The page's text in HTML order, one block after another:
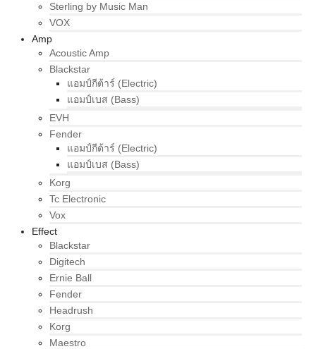
Sterling by Music Man
VOX
Amp
Acoustic Amp
Blackstar
แอมป์กีต้าร์ (Electric)
แอมป์เบส (Bass)
EVH
Fender
แอมป์กีต้าร์ (Electric)
แอมป์เบส (Bass)
Korg
Tc Electronic
Vox
Effect
Blackstar
Digitech
Ernie Ball
Fender
Headrush
Korg
Maestro